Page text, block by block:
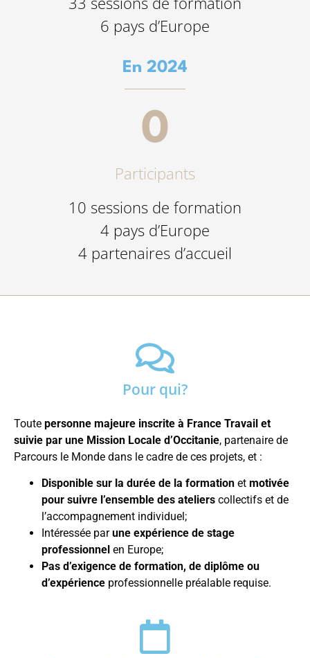
6 pays d’Europe
En 2024
Participants
0
10 sessions de formation
4 pays d’Europe
4 partenaires d’accueil
Pour qui?
Toute personne majeure inscrite à France Travail et
suivie par une Mission Locale d’Occitanie, partenaire de
Parcours le Monde dans le cadre de ces projets, et :
Disponible sur la durée de la formation et motivée
pour suivre l’ensemble des ateliers collectifs et de
l’accompagnement individuel;
Intéressée parune expérience de stage
professionnel en Europe;
Pas d’exigence de formation, de diplôme ou
d’expérience professionnelle préalable requise.